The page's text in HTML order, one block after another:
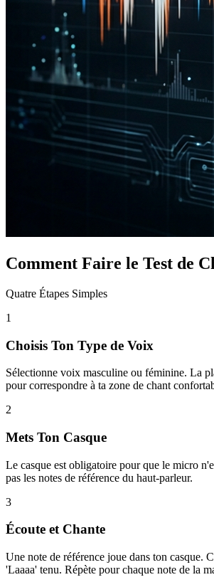
Comment Faire le Test de
Quatre Étapes Simples
1
Choisis Ton Type de Voix
Sélectionne voix masculine ou féminine. La
pour correspondre à ta zone de chant
2
Mets Ton Casque
Le casque est obligatoire pour que le micro
pas les notes de référence du haut-parleur.
3
Écoute et Chante
Une note de référence joue dans ton casque.
'Laaaa' tenu. Répète pour chaque note de la